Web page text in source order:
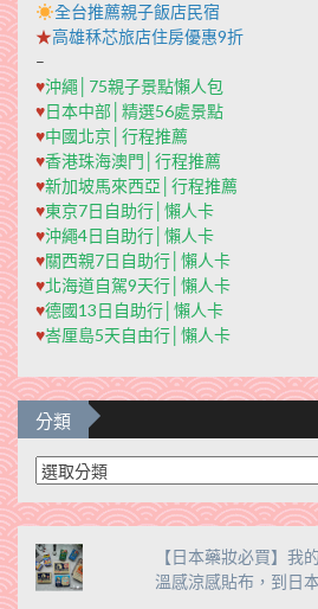
全台推薦親子飯店民宿
★高雄秝芯旅店住房優惠9折
–
♥沖繩│75親子景點懶人包
♥日本中部│精選56處景點
♥中國北京│行程推薦
♥香港珠海澳門│行程推薦
♥新加坡馬來西亞│行程推薦
♥東京7日自助行│懶人卡
♥沖繩4日自助行│懶人卡
♥關西親7日自助行│懶人卡
♥北海道自駕9天行│懶人卡
♥德國13日自助行│懶人卡
♥峇厘島5天自由行│懶人卡
分類
分
類
【日本藥妝必買】我
溫感涼感貼布，到日